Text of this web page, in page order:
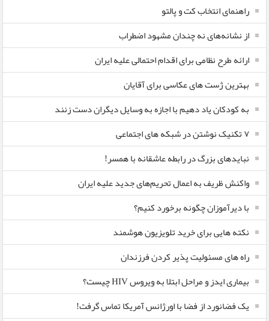
راهنمای انتخاب کت و پالتو
از نشانه‌های نه چندان مشهود اضطراب
ارائه طرح نظامی برای اقدام احتمالی علیه ایران
بهترین ژست های عکاسی برای آقایان
به کودکان یاد دهیم با اجازه به وسایل دیگران دست زنند
۷ تکنیک نوشتن در شبکه های اجتماعی
نبایدهای بزرگ در رابطه عاشقانه با همسر!
واکنش ظریف به اعمال تحریم‌های جدید علیه ایران
با دیرآموزان چگونه برخورد کنیم؟
نکته هایی برای خرید تلویزیون هوشمند
راه های مسئولیت پذیر کردن فرزندان
بیماری ایدز و مراحل ابتلا به ویروس HIV چیست؟
یک فضانورد از فضا با اورژانس آمریکا تماس گرفت!